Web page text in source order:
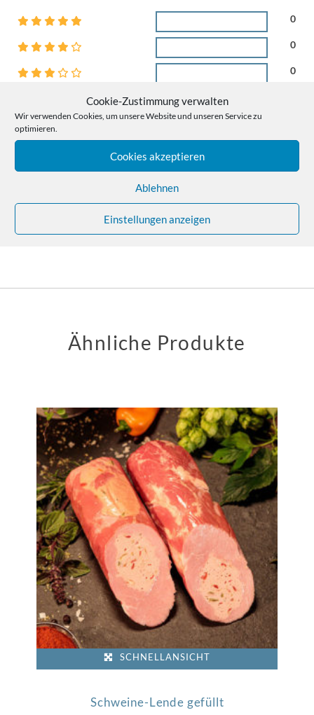
Cookie-Zustimmung verwalten
Wir verwenden Cookies, um unsere Website und unseren Service zu
optimieren.
Cookies akzeptieren
Ablehnen
Einstellungen anzeigen
Es gibt noch keine Rezensionen.
0
0
0
Ähnliche Produkte
SCHNELLANSICHT
Schweine-Lende gefüllt